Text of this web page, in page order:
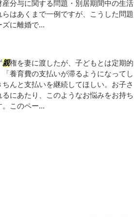
分与に関する問題・別居期間中の生活
はあくまで一例ですが、こうした問題
に離婚で...
親権を妻に渡したが、子どもとは定期的
養育費の支払いが滞るようになってし
んと支払いを継続してほしい。お子さ
にあたり、このようなお悩みをお持ち
このペー...